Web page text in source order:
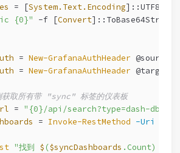
= [System.Text.Encoding
{0}"
-f [Convert]::ToBase64String(
= New-GrafanaAuthHeader
= New-GrafanaAuthHeader
获取所有带 "sync" 标签的仪表板
= "{0}/api/search?type=dash-
= Invoke-RestMethod -Uri
"找到 $ ($syncDashboards .Count) 个标